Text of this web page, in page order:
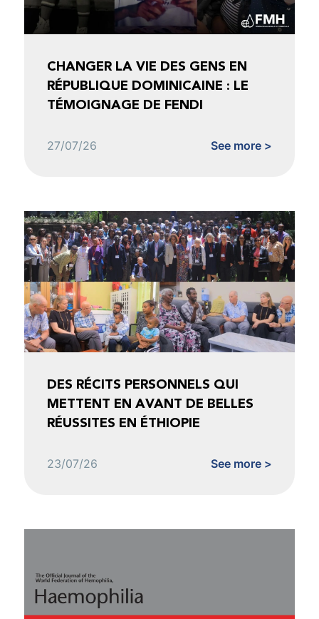
CHANGER LA VIE DES GENS EN
RÉPUBLIQUE DOMINICAINE : LE
TÉMOIGNAGE DE FENDI
27/07/26 See more >
DES RÉCITS PERSONNELS QUI
METTENT EN AVANT DE BELLES
RÉUSSITES EN ÉTHIOPIE
23/07/26 See more >